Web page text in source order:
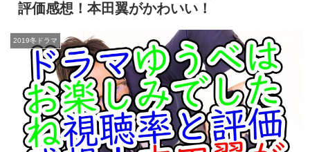
評価感想！本田翼がかわいい！
2019冬ドラマ